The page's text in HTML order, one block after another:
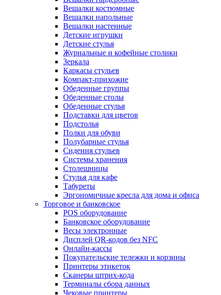
Вешалки костюмные
Вешалки напольные
Вешалки настенные
Детские игрушки
Детские стулья
Журнальные и кофейные столики
Зеркала
Каркасы стульев
Компакт-прихожие
Обеденные группы
Обеденные столы
Обеденные стулья
Подставки для цветов
Подстолья
Полки для обуви
Полубарные стулья
Сидения стульев
Системы хранения
Столешницы
Стулья для кафе
Табуреты
Эргономичные кресла для дома и офиса
Торговое и банковское
POS оборудование
Банковское оборудование
Весы электронные
Дисплей QR-кодов без NFC
Онлайн-кассы
Покупательские тележки и корзины
Принтеры этикеток
Сканеры штрих-кода
Терминалы сбора данных
Чековые принтеры